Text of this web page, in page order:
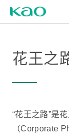
花王之
“花王之路”是
（Corporate